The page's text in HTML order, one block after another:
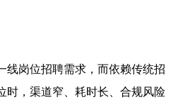
线岗位招聘需求，而依赖传统招
时，渠道窄、耗时长、合规风险